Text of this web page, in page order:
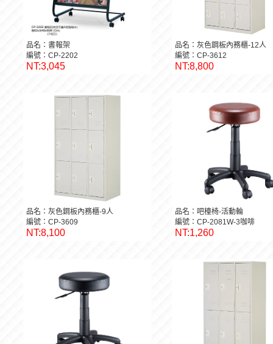
品名：書報架
編號：CP-2202
NT:3,045
品名：灰色鋼板內務櫃-12人
編號：CP-3612
NT:8,800
品名：灰色鋼板內務櫃-9人
編號：CP-3609
NT:8,100
品名：吧檯椅-活動輪
編號：CP-2081W-3咖啡
NT:1,260